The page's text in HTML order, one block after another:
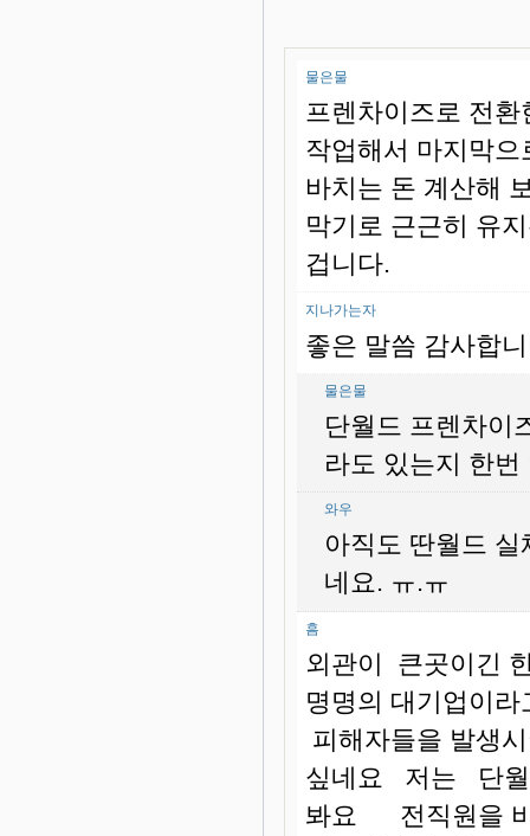
물은물
프렌차이즈로 전
작업해서 마지막
바치는 돈 계산해
막기로 근근히 유
겁니다.
지나가는자
좋은 말씀 감사합
물은물
단월드 프렌차이
라도 있는지 한
와우
아직도 딴월드
네요. ㅠ.ㅠ
흠
외관이 큰곳이긴
명명의 대기업이
피해자들을 발생
싶네요 저는 단월
봐요 전직원을 비